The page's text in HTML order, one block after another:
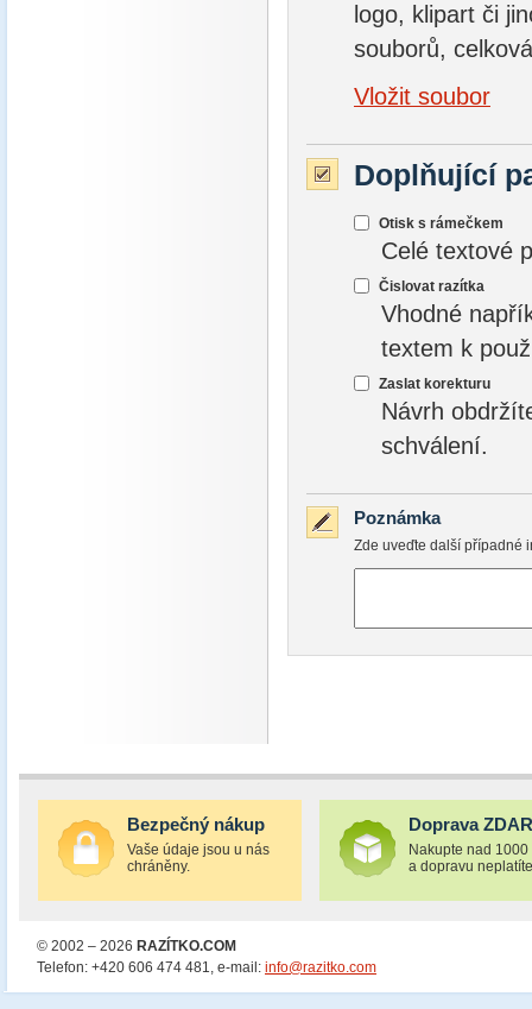
logo, klipart či
souborů,
Vložit soubor
Doplňující
Otisk s rámečkem
Celé textové
Čislovat razítka
Vhodné
textem k
Zaslat korekturu
Návrh
schválení.
Poznámka
Zde uveďte další případné
Bezpečný nákup
Vaše údaje jsou u nás
chráněny.
Doprava
Nakupte nad 1000
a dopravu
© 2002 – 2026 RAZÍTKO.COM
Telefon: +420 606 474 481, e-mail: info@razitko.com